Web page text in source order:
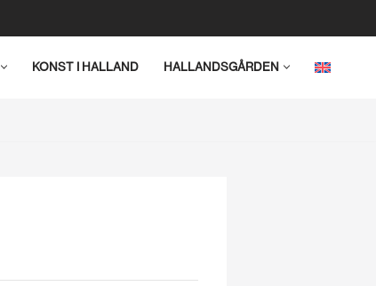
KONST I HALLAND HALLANDSGÅRDEN